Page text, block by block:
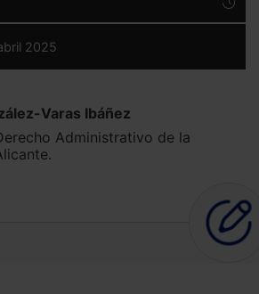
2025
Varas Ibáñez
Administrativo de la